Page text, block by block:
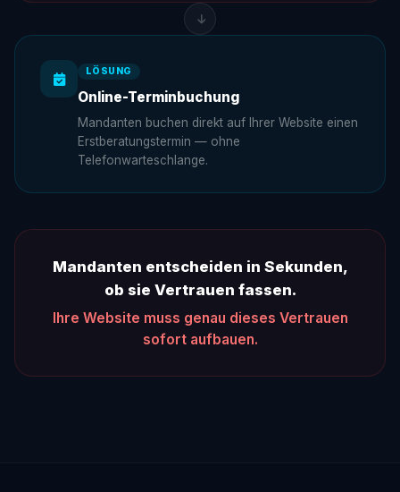
LÖSUNG
Online-Terminbuchung
Mandanten buchen direkt auf Ihrer Website einen
Erstberatungstermin — ohne
Telefonwarteschlange.
Mandanten entscheiden in Sekunden,
ob sie Vertrauen fassen.
Ihre Website muss genau dieses Vertrauen
sofort aufbauen.